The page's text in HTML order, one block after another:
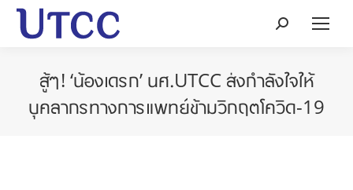
Search:
สู้ๆ! ‘น้องเดรก’ นศ.UTCC ส่งกำลังใจให้
บุคลากรทางการแพทย์ข้ามวิกฤตโควิด-19